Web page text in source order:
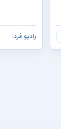
رادیو فردا